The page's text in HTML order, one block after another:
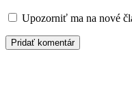
Upozorniť ma na nové